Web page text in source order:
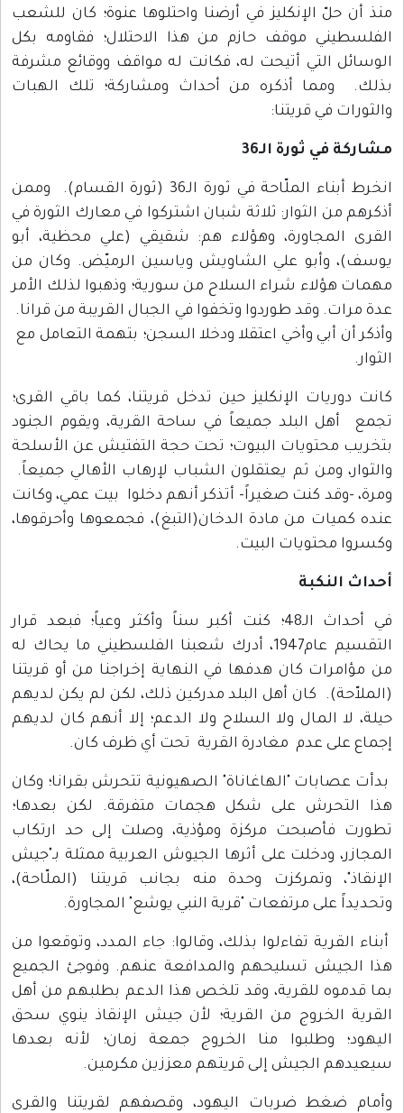
منذ أن حلّ الإنكليز في أرضنا واحتلوها عنوة؛ كان للشعب
الفلسطيني موقف حازم من هذا الاحتلال؛ فقاومه بكل
الوسائل التي أتيحت له، فكانت له مواقف ووقائع مشرفة
بذلك. ومما أذكره من أحداث ومشاركة؛ تلك الهبات
والثورات في قريتنا:
مشاركة في ثورة الـ36
انخرط أبناء الملّاحة في ثورة الـ36 (ثورة القسام). وممن
أذكرهم من الثوار: ثلاثة شبان اشتركوا في معارك الثورة في
القرى المجاورة، وهؤلاء هم: شقيقي (علي محظية، أبو
يوسف)، وأبو علي الشاويش وياسين الرميّض. وكان من
مهمات هؤلاء شراء السلاح من سورية؛ وذهبوا لذلك الأمر
عدة مرات. وقد طوردوا وتخفوا في الجبال القريبة من قرانا.
وأذكر أن أبي وأخي اعتقلا ودخلا السجن؛ بتهمة التعامل مع
الثوار.
كانت دوريات الإنكليز حين تدخل قريتنا، كما باقي القرى؛
تجمع أهل البلد جميعاً في ساحة القرية، ويقوم الجنود
بتخريب محتويات البيوت؛ تحت حجة التفتيش عن الأسلحة
والثوار، ومن ثم يعتقلون الشباب لإرهاب الأهالي جميعاً.
ومرة، -وقد كنت صغيراً- أتذكر أنهم دخلوا بيت عمي، وكانت
عنده كميات من مادة الدخان(التبغ)، فجمعوها وأحرقوها،
وكسروا محتويات البيت.
أحداث النكبة
في أحداث الـ48؛ كنت أكبر سناً وأكثر وعياً؛ فبعد قرار
التقسيم عام1947، أدرك شعبنا الفلسطيني ما يحاك له
من مؤامرات كان هدفها في النهاية إخراجنا من أو قريتنا
(الملاّحة). كان أهل البلد مدركين ذلك، لكن لم يكن لديهم
حيلة، لا المال ولا السلاح ولا الدعم؛ إلا أنهم كان لديهم
إجماع على عدم مغادرة القرية تحت أي ظرف كان.
بدأت عصابات "الهاغاناة" الصهيونية تتحرش بقرانا؛ وكان
هذا التحرش على شكل هجمات متفرقة. لكن بعدها؛
تطورت فأصبحت مركزة ومؤذية، وصلت إلى حد ارتكاب
المجازر، ودخلت على أثرها الجيوش العربية ممثلة بـ"جيش
الإنقاذ"، وتمركزت وحدة منه بجانب قريتنا (الملّاحة)،
وتحديداً على مرتفعات "قرية النبي يوشع" المجاورة.
أبناء القرية تفاءلوا بذلك، وقالوا: جاء المدد، وتوقعوا من
هذا الجيش تسليحهم والمدافعة عنهم. وفوجئ الجميع
بما قدموه للقرية، وقد تلخص هذا الدعم بطلبهم من أهل
القرية الخروج من القرية؛ لأن جيش الإنقاذ ينوي سحق
اليهود؛ وطلبوا منا الخروج جمعة زمان؛ لأنه بعدها
سيعيدهم الجيش إلى قريتهم معززين مكرمين.
وأمام ضغط ضربات اليهود، وقصفهم لقريتنا والقرى